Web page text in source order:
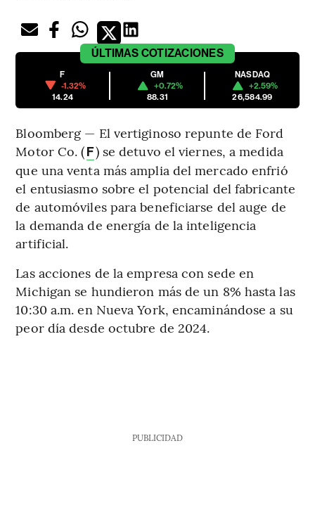
ÚLTIMAS COTIZACIONES
F
-1.32%
14.24
GM
+0.72%
88.31
NASDAQ
+2.59%
26,584.99
Bloomberg — El vertiginoso repunte de Ford
Motor Co. (F) se detuvo el viernes, a medida
que una venta más amplia del mercado enfrió
el entusiasmo sobre el potencial del fabricante
de automóviles para beneficiarse del auge de
la demanda de energía de la inteligencia
artificial.
Las acciones de la empresa con sede en
Michigan se hundieron más de un 8% hasta las
10:30 a.m. en Nueva York, encaminándose a su
peor día desde octubre de 2024.
PUBLICIDAD